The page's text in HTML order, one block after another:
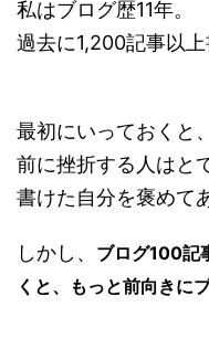
私はブログ歴11年。
過去に1,200記事以上
最初にいっておくと
前に挫折する人はと
書けた自分を褒めて
しかし、 ブログ100記
くと、もっと前向きに